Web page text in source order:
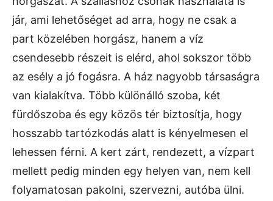
jár, ami lehetőséget ad arra, hogy ne csak a
part közelében horgász, hanem a víz
csendesebb részeit is elérd, ahol sokszor több
az esély a jó fogásra. A ház nagyobb társaságra
van kialakítva. Több különálló szoba, két
fürdőszoba és egy közös tér biztosítja, hogy
hosszabb tartózkodás alatt is kényelmesen el
lehessen férni. A kert zárt, rendezett, a vízpart
mellett pedig minden egy helyen van, nem kell
folyamatosan pakolni, szervezni, autóba ülni.